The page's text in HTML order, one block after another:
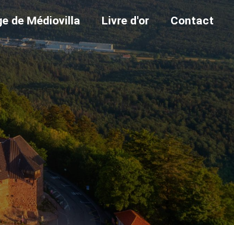
de Médiovilla Livre d'or Contact